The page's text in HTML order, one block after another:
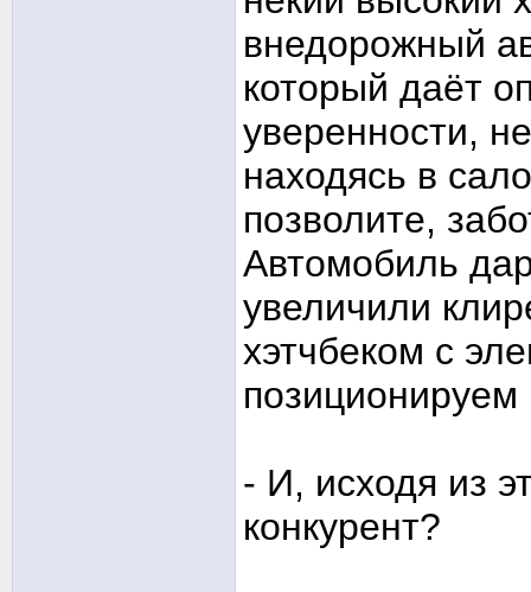
внедорожный
который даёт
уверенности,
находясь в
позволите,
Автомобиль
увеличили
хэтчбеком с
- И, исходя из
конкурент?